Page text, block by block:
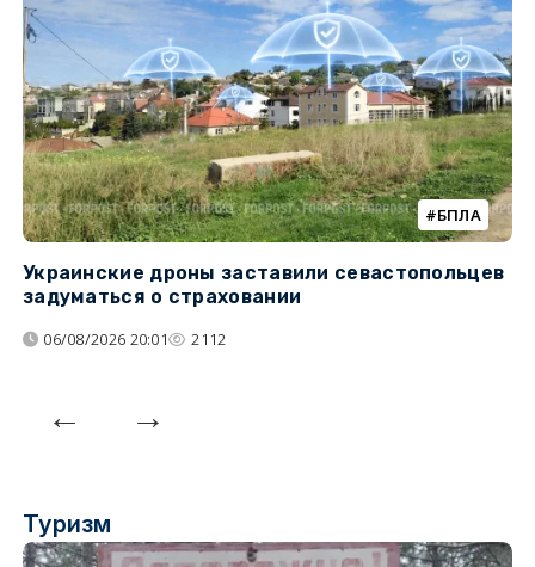
БПЛА
Украинские дроны заставили севастопольцев
задуматься о страховании
06/08/2026 20:01 2112
Туризм